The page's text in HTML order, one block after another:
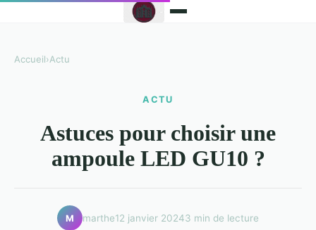
Accueil›Actu
ACTU
Astuces pour choisir une
ampoule LED GU10 ?
M marthe12 janvier 20243 min de lecture